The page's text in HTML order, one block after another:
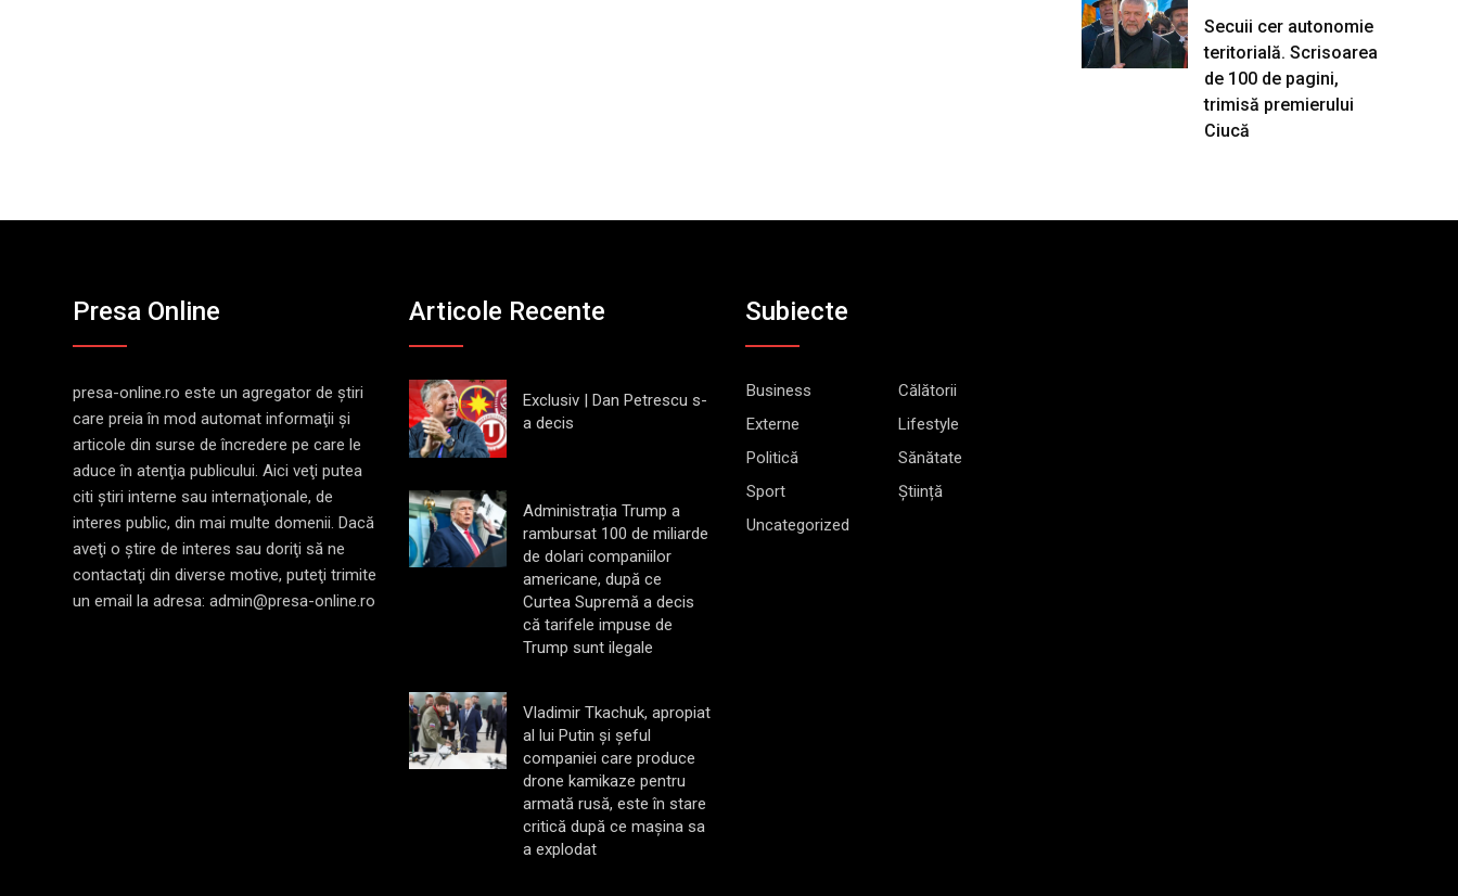
Secuii cer autonomie
teritorială. Scrisoarea
de 100 de pagini,
trimisă premierului
Ciucă
Presa Online
presa-online.ro este un agregator de ştiri
care preia în mod automat informaţii şi
articole din surse de încredere pe care le
aduce în atenţia publicului. Aici veţi putea
citi ştiri interne sau internaţionale, de
interes public, din mai multe domenii. Dacă
aveţi o ştire de interes sau doriţi să ne
contactaţi din diverse motive, puteţi trimite
un email la adresa: admin@presa-online.ro
Articole Recente
Exclusiv | Dan Petrescu s-
a decis
Administrația Trump a
rambursat 100 de miliarde
de dolari companiilor
americane, după ce
Curtea Supremă a decis
că tarifele impuse de
Trump sunt ilegale
Vladimir Tkachuk, apropiat
al lui Putin și șeful
companiei care produce
drone kamikaze pentru
armată rusă, este în stare
critică după ce mașina sa
a explodat
Subiecte
Business
Călătorii
Externe
Lifestyle
Politică
Sănătate
Sport
Știință
Uncategorized